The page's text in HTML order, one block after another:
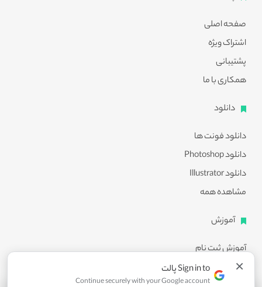
صفحه اصلی
اشتراک ویژه
پشتیبانی
همکاری با ما
دانلود
دانلود فونت ها
دانلود Photoshop
دانلود Illustrator
مشاهده همه
آموزش
آموزش ثبت نام
آموزش دانلود
× Sign in to پالت
Continue securely with your Google account